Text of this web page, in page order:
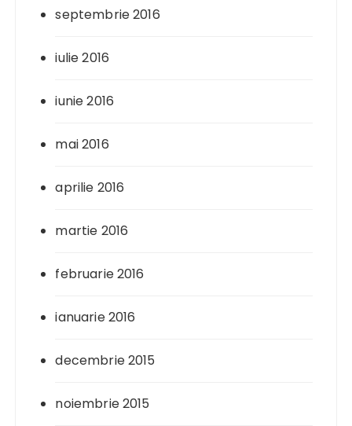
septembrie 2016
iulie 2016
iunie 2016
mai 2016
aprilie 2016
martie 2016
februarie 2016
ianuarie 2016
decembrie 2015
noiembrie 2015